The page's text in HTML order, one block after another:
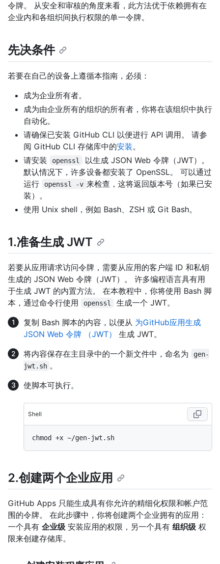
令牌。 从安全和审核的角度来看，此方法优于依赖拥有在
企业内和各组织间执行权限的单一令牌。
先决条件
若要在自己的设备上遵循本指南，必须：
成为企业所有者。
成为由企业所有的组织的所有者，你将在该组织中执行
自动化。
请确保已安装 GitHub CLI 以便进行 API 调用。 请参
阅 GitHub CLI 存储库中的安装。
请安装
openssl
以生成 JSON Web 令牌（JWT）。
默认情况下，许多设备都安装了 OpenSSL。 可以通过
运行
openssl -v 来检查，这将返回版本号（如果已安
装）。
使用 Unix shell，例如 Bash、ZSH 或 Git Bash。
1.准备生成 JWT
若要从应用请求访问令牌，需要从应用的客户端 ID 和私钥
生成的 JSON Web 令牌（JWT）。 许多编程语言具有用
于生成 JWT 的内置方法。 在本教程中，你将使用 Bash 脚
本，通过命令行使用
openssl
生成一个 JWT。
复制 Bash 脚本的内容，以便从 为GitHub应用生成
JSON Web 令牌 （JWT）
生成 JWT。
将内容保存在主目录中的一个新文件中，命名为
gen-
jwt.sh 。
使脚本可执行。
Shell
2.创建两个企业应用
GitHub Apps 只能生成具有你允许的精细化权限和帐户范
围的令牌。 在此步骤中，你将创建两个企业拥有的应用：
一个具有 企业级 安装应用的权限，另一个具有 组织级 权
限来创建存储库。